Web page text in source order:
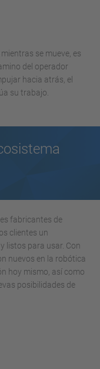
se mueve, es
del operador
hacia atrás, el
su trabajo.
fabricantes de
clientes un
listos para usar. Con
nuevos en la robótica
hoy mismo, así como
posibilidades de